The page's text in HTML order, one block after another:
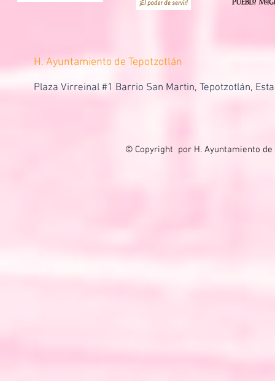
H. Ayuntamiento de Tepotzotlán
Plaza Virreinal #1 Barrio San Martin, Tepotzotlán,
© Copyright por H. Ayuntamiento de